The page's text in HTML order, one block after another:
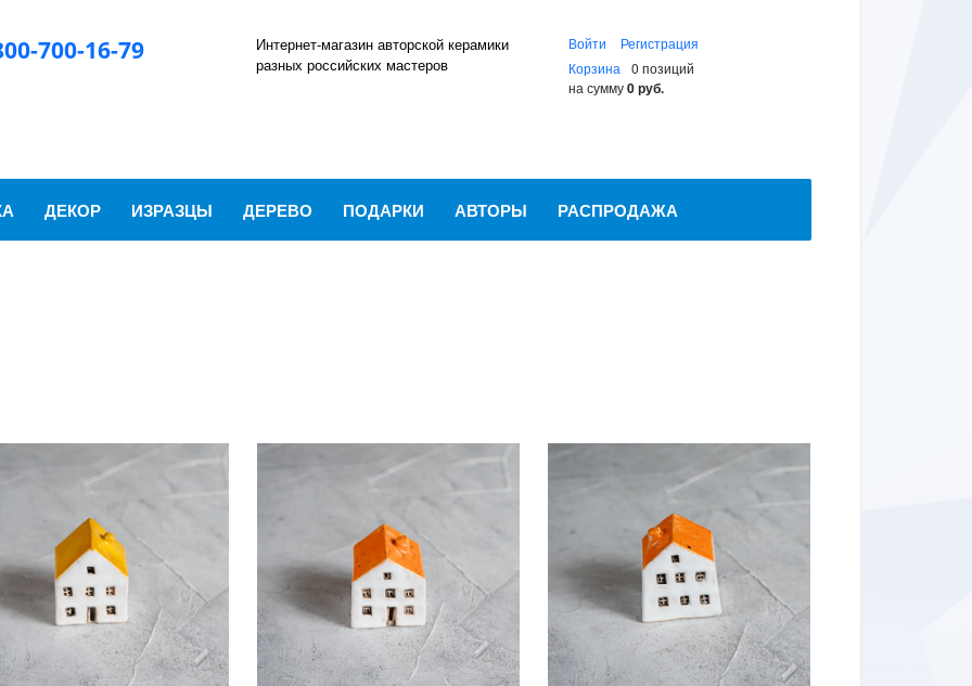
700-16-79
Интернет-магазин авторской керамики
разных российских мастеров
Войти
Регистрация
Корзина
0 позиций
на сумму0 руб.
ДЕКОР ИЗРАЗЦЫ ДЕРЕВО ПОДАРКИ АВТОРЫ РАСПРОДАЖА